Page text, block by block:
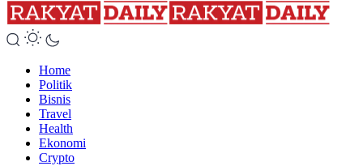
Home
Politik
Bisnis
Travel
Health
Ekonomi
Crypto